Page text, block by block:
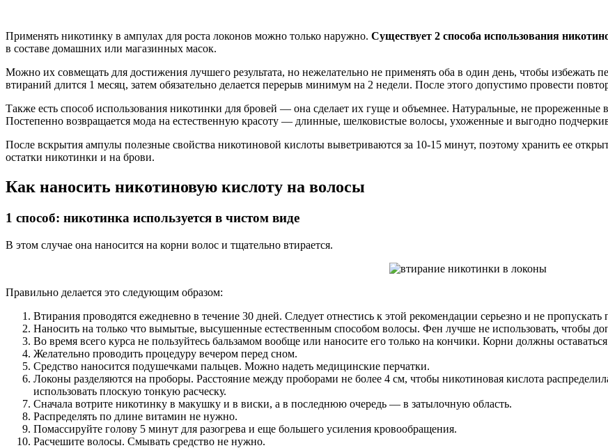
Применять никотинку в ампулах для роста локонов можно только наружно. Существует 2 способа использования
в составе домашних или магазинных масок.
Можно их совмещать для достижения лучшего результата, но нежелательно не применять оба в один день, чтобы
втираний длится 1 месяц, затем обязательно делается перерыв минимум на 2 недели. После этого допустимо провести
Также есть способ использования никотинки для бровей — она сделает их гуще и объемнее. Натуральные, не прореженные
Постепенно возвращается мода на естественную красоту — длинные, шелковистые волосы, ухоженные и выгодно
После вскрытия ампулы полезные свойства никотиновой кислоты выветриваются за 10-15 минут, поэтому хранить ее
остатки никотинки и на брови.
Как наносить никотиновую кислоту на волосы
1 способ: никотинка используется в чистом виде
В этом случае она наносится на корни волос и тщательно втирается.
Правильно делается это следующим образом:
Втирания проводятся ежедневно в течение 30 дней. Следует отнестись к этой рекомендации серьезно и не
Наносить на только что вымытые, высушенные естественным способом волосы. Фен лучше не использовать, чтобы
Во время всего курса не пользуйтесь бальзамом вообще или наносите его только на кончики. Корни должны
Желательно проводить процедуру вечером перед сном.
Средство наносится подушечками пальцев. Можно надеть медицинские перчатки.
Локоны разделяются на проборы. Расстояние между проборами не более 4 см, чтобы никотиновая кислота
использовать плоскую тонкую расческу.
Сначала вотрите никотинку в макушку и в виски, а в последнюю очередь — в затылочную область.
Распределять по длине витамин не нужно.
Помассируйте голову 5 минут для разогрева и еще большего усиления кровообращения.
Расчешите волосы. Смывать средство не нужно.